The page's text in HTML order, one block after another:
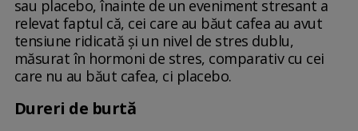
sau placebo, înainte de un eveniment stresant a
relevat faptul că, cei care au băut cafea au avut
tensiune ridicată și un nivel de stres dublu,
măsurat în hormoni de stres, comparativ cu cei
care nu au băut cafea, ci placebo.
Dureri de burtă